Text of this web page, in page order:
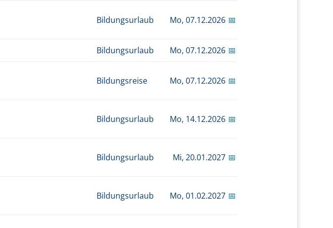
Bildungsurlaub Mo, 07.12.2026 📅
Bildungsurlaub Mo, 07.12.2026 📅
Bildungsreise Mo, 07.12.2026 📅
Bildungsurlaub Mo, 14.12.2026 📅
Bildungsurlaub Mi, 20.01.2027 📅
Bildungsurlaub Mo, 01.02.2027 📅